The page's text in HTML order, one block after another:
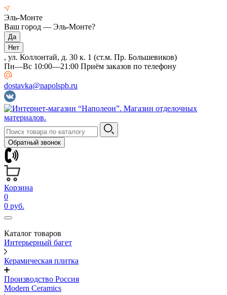
Эль-Монте
Ваш город — Эль-Монте?
, ул. Коллонтай, д. 30 к. 1 (ст.м. Пр. Большевиков)
Пн—Вс 10:00—21:00 Приём заказов по телефону
dostavka@napolspb.ru
Обратный звонок
Корзина
0
0 руб.
Каталог товаров
Интерьерный багет
Керамическая плитка
Производство Россия
Modern Ceramics